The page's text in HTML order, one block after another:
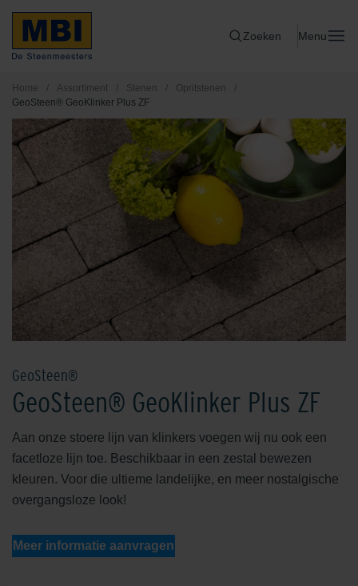
Zoeken Menu
Home / Assortiment / Stenen / Opritstenen
/
GeoSteen® GeoKlinker Plus ZF
GeoSteen®
GeoSteen® GeoKlinker Plus ZF
Aan onze stoere lijn van klinkers voegen wij nu ook een
facetloze lijn toe. Beschikbaar in een zestal bewezen
kleuren. Voor die ultieme landelijke, en meer nostalgische
overgangsloze look!
Meer informatie aanvragen